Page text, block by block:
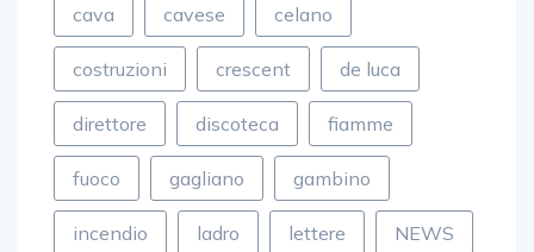
cava cavese celano
costruzioni crescent de luca
direttore discoteca fiamme
fuoco gagliano gambino
incendio ladro lettere NEWS